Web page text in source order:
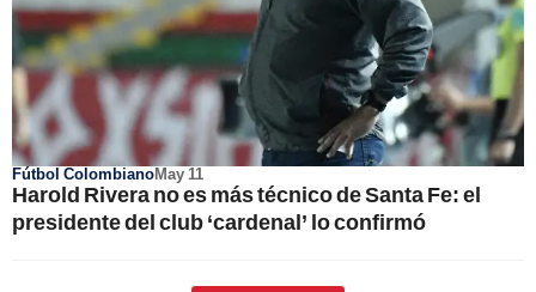
Fútbol ColombianoMay 11
Harold Rivera no es más técnico de Santa Fe: el
presidente del club ‘cardenal’ lo confirmó